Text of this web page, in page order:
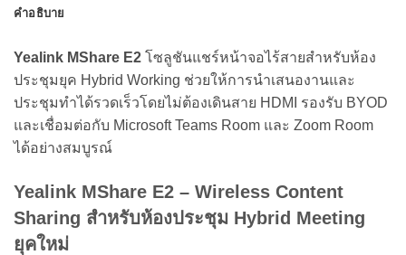
คำอธิบาย
Yealink MShare E2 โซลูชันแชร์หน้าจอไร้สายสำหรับห้อง
ประชุมยุค Hybrid Working ช่วยให้การนำเสนองานและ
ประชุมทำได้รวดเร็วโดยไม่ต้องเดินสาย HDMI รองรับ BYOD
และเชื่อมต่อกับ Microsoft Teams Room และ Zoom Room
ได้อย่างสมบูรณ์
Yealink MShare E2 – Wireless Content
Sharing สำหรับห้องประชุม Hybrid Meeting
ยุคใหม่